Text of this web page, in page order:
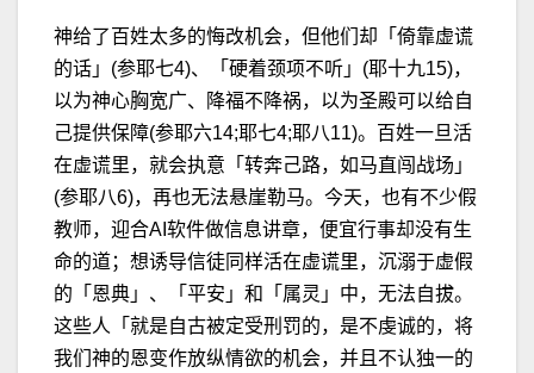
神给了百姓太多的悔改机会，但他们却「倚靠虚谎
的话」(参耶七4)、「硬着颈项不听」(耶十九15)，
以为神心胸宽广、降福不降祸，以为圣殿可以给自
己提供保障(参耶六14;耶七4;耶八11)。百姓一旦活
在虚谎里，就会执意「转奔己路，如马直闯战场」
(参耶八6)，再也无法悬崖勒马。今天，也有不少假
教师，迎合AI软件做信息讲章，便宜行事却没有生
命的道；想诱导信徒同样活在虚谎里，沉溺于虚假
的「恩典」、「平安」和「属灵」中，无法自拔。
这些人「就是自古被定受刑罚的，是不虔诚的，将
我们神的恩变作放纵情欲的机会，并且不认独一的